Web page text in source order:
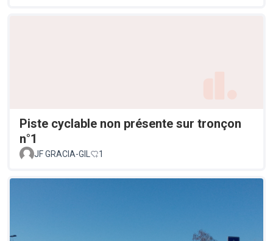
Piste cyclable non présente sur tronçon
n°1
JF GRACIA-GIL 1